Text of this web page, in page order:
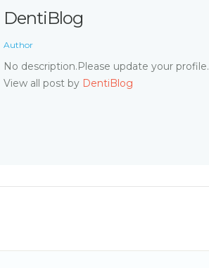
DentiBlog
Author
No description.Please update your profile.
View all post by DentiBlog